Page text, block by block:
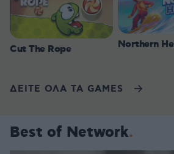
Cut The Rope Northern
ΔΕΙΤΕ ΟΛΑ ΤΑ GAMES
Best of Network